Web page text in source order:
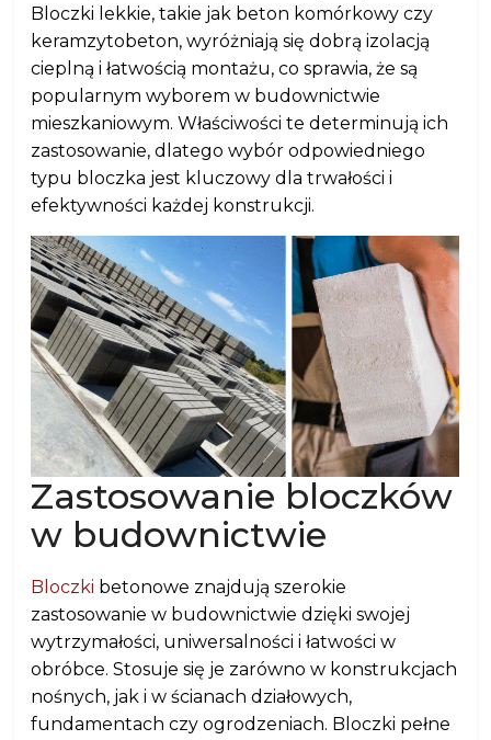
Bloczki lekkie, takie jak beton komórkowy czy
keramzytobeton, wyróżniają się dobrą izolacją
cieplną i łatwością montażu, co sprawia, że są
popularnym wyborem w budownictwie
mieszkaniowym. Właściwości te determinują ich
zastosowanie, dlatego wybór odpowiedniego
typu bloczka jest kluczowy dla trwałości i
efektywności każdej konstrukcji.
Zastosowanie bloczków
w budownictwie
Bloczki betonowe znajdują szerokie
zastosowanie w budownictwie dzięki swojej
wytrzymałości, uniwersalności i łatwości w
obróbce. Stosuje się je zarówno w konstrukcjach
nośnych, jak i w ścianach działowych,
fundamentach czy ogrodzeniach. Bloczki pełne